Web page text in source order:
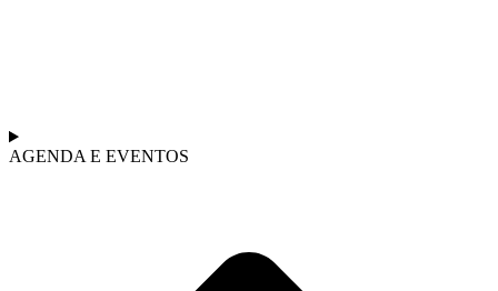
AGENDA E EVENTOS